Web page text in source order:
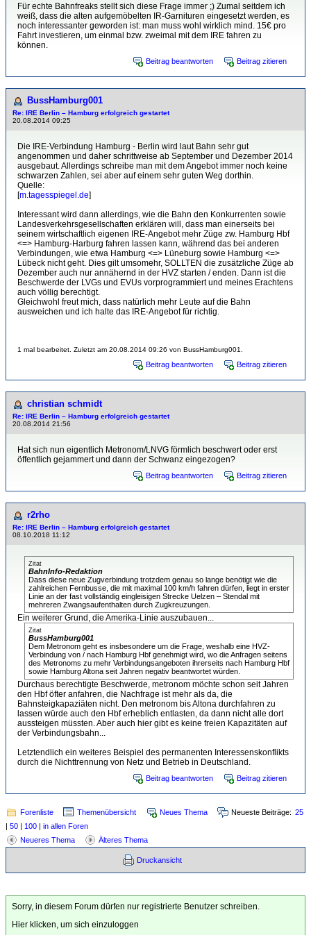
Für echte Bahnfreaks stellt sich diese Frage immer ;) Zumal seitdem ich
weiß, dass die alten aufgemöbelten IR-Garnituren eingesetzt werden, es
noch interessanter geworden ist: man muss wohl wirklich mind. 15€ pro
Fahrt investieren, um einmal bzw. zweimal mit dem IRE fahren zu
können.
Beitrag beantworten Beitrag zitieren
BussHamburg001
Re: IRE Berlin – Hamburg erfolgreich gestartet
20.08.2014 09:25
Die IRE-Verbindung Hamburg - Berlin wird laut Bahn sehr gut
angenommen und daher schrittweise ab September und Dezember 2014
ausgebaut. Allerdings schreibe man mit dem Angebot immer noch keine
schwarzen Zahlen, sei aber auf einem sehr guten Weg dorthin.
Quelle:
[m.tagesspiegel.de]
Interessant wird dann allerdings, wie die Bahn den Konkurrenten sowie
Landesverkehrsgesellschaften erklären will, dass man einerseits bei
seinem wirtschaftlich eigenen IRE-Angebot mehr Züge zw. Hamburg Hbf
<=> Hamburg-Harburg fahren lassen kann, während das bei anderen
Verbindungen, wie etwa Hamburg <=> Lüneburg sowie Hamburg <=>
Lübeck nicht geht. Dies gilt umsomehr, SOLLTEN die zusätzliche Züge ab
Dezember auch nur annähernd in der HVZ starten / enden. Dann ist die
Beschwerde der LVGs und EVUs vorprogrammiert und meines Erachtens
auch völlig berechtigt.
Gleichwohl freut mich, dass natürlich mehr Leute auf die Bahn
ausweichen und ich halte das IRE-Angebot für richtig.
1 mal bearbeitet. Zuletzt am 20.08.2014 09:26 von BussHamburg001.
Beitrag beantworten Beitrag zitieren
christian schmidt
Re: IRE Berlin – Hamburg erfolgreich gestartet
20.08.2014 21:56
Hat sich nun eigentlich Metronom/LNVG förmlich beschwert oder erst
öffentlich gejammert und dann der Schwanz eingezogen?
Beitrag beantworten Beitrag zitieren
r2rho
Re: IRE Berlin – Hamburg erfolgreich gestartet
08.10.2018 11:12
Zitat
BahnInfo-Redaktion
Dass diese neue Zugverbindung trotzdem genau so lange benötigt wie die
zahlreichen Fernbusse, die mit maximal 100 km/h fahren dürfen, liegt in erster
Linie an der fast vollständig eingleisigen Strecke Uelzen – Stendal mit
mehreren Zwangsaufenthalten durch Zugkreuzungen.
Ein weiterer Grund, die Amerika-Linie auszubauen...
Zitat
BussHamburg001
Dem Metronom geht es insbesondere um die Frage, weshalb eine HVZ-
Verbindung von / nach Hamburg Hbf genehmigt wird, wo die Anfragen seitens
des Metronoms zu mehr Verbindungsangeboten ihrerseits nach Hamburg Hbf
sowie Hamburg Altona seit Jahren negativ beantwortet würden.
Durchaus berechtigte Beschwerde, metronom möchte schon seit Jahren
den Hbf öfter anfahren, die Nachfrage ist mehr als da, die
Bahnsteigkapaziäten nicht. Den metronom bis Altona durchfahren zu
lassen würde auch den Hbf erheblich entlasten, da dann nicht alle dort
aussteigen müssten. Aber auch hier gibt es keine freien Kapazitäten auf
der Verbindungsbahn...
Letztendlich ein weiteres Beispiel des permanenten Interessenskonflikts
durch die Nichttrennung von Netz und Betrieb in Deutschland.
Beitrag beantworten Beitrag zitieren
Forenliste Themenübersicht Neues Thema Neueste Beiträge: 25
| 50 | 100 | in allen Foren
Neueres Thema
Älteres Thema
Druckansicht
Sorry, in diesem Forum dürfen nur registrierte Benutzer schreiben.
Hier klicken, um sich einzuloggen